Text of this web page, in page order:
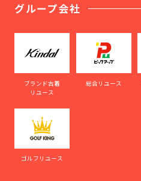
グループ会社
ブランド古着
リユース
総合リユース
ゴルフリユース